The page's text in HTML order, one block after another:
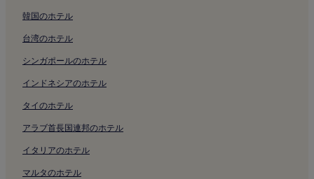
韓国のホテル
台湾のホテル
シンガポールのホテル
インドネシアのホテル
タイのホテル
アラブ首長国連邦のホテル
イタリアのホテル
マルタのホテル